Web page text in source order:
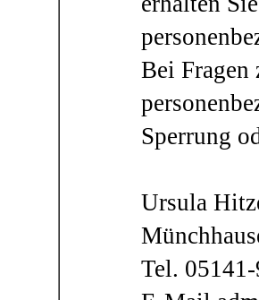
Bei Fragen
Sperrung
Ursula
Tel.